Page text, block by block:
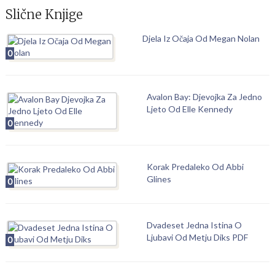
Slične Knjige
0
Djela Iz Očaja Od Megan Nolan
0
Avalon Bay: Djevojka Za Jedno
Ljeto Od Elle Kennedy
0
Korak Predaleko Od Abbi
Glines
0
Dvadeset Jedna Istina O
Ljubavi Od Metju Diks PDF